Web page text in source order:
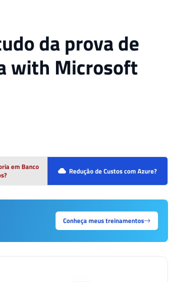
da prova de
with Microsoft
em Banco
Redução de Custos com Azure?
Conheça meus treinamentos